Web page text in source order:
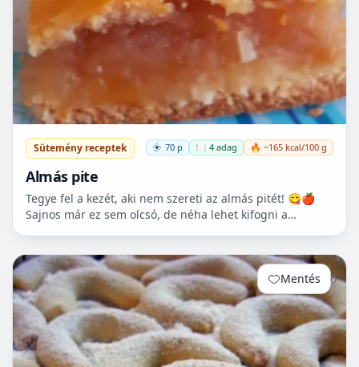
Sütemény receptek 70 p 🍽️ 4 adag 🔥 ~165 kcal/100 g
Almás pite
Tegye fel a kezét, aki nem szereti az almás pitét! 😋🍎
Sajnos már ez sem olcsó, de néha lehet kifogni a
Mentés 0